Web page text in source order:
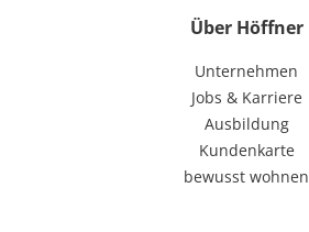
Über Höffner
Unternehmen
Jobs & Karriere
Ausbildung
Kundenkarte
bewusst wohnen